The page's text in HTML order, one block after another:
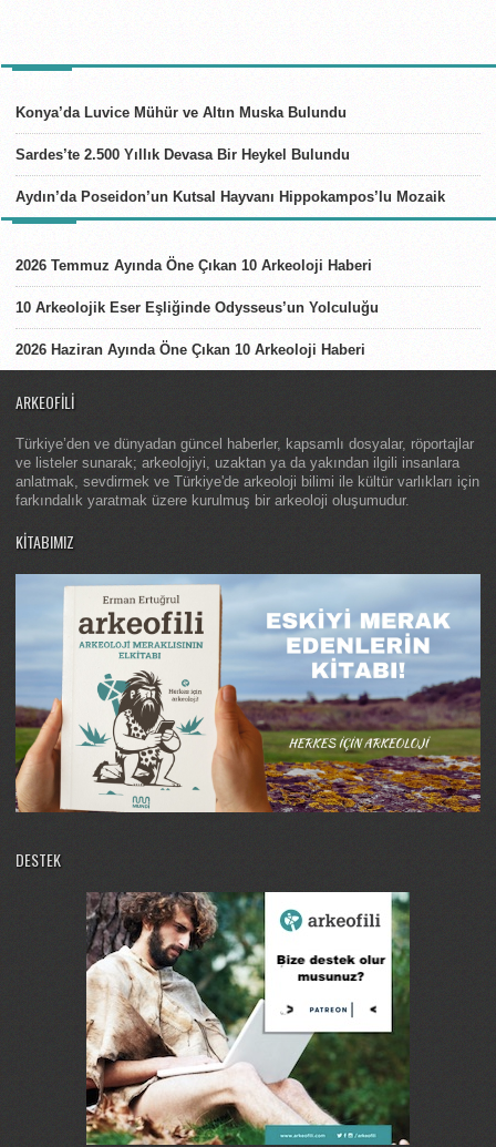
Konya’da Luvice Mühür ve Altın Muska Bulundu
Sardes’te 2.500 Yıllık Devasa Bir Heykel Bulundu
Aydın’da Poseidon’un Kutsal Hayvanı Hippokampos’lu Mozaik
2026 Temmuz Ayında Öne Çıkan 10 Arkeoloji Haberi
10 Arkeolojik Eser Eşliğinde Odysseus’un Yolculuğu
2026 Haziran Ayında Öne Çıkan 10 Arkeoloji Haberi
ARKEOFILI
Türkiye’den ve dünyadan güncel haberler, kapsamlı dosyalar, röportajlar
ve listeler sunarak; arkeolojiyi, uzaktan ya da yakından ilgili insanlara
anlatmak, sevdirmek ve Türkiye'de arkeoloji bilimi ile kültür varlıkları için
farkındalık yaratmak üzere kurulmuş bir arkeoloji oluşumudur.
KITABIMIZ
DESTEK